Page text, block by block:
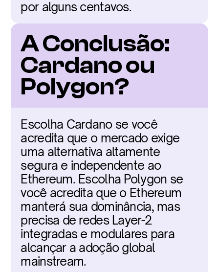
por alguns centavos.
A Conclusão:
Cardano ou
Polygon?
Escolha Cardano se você
acredita que o mercado exige
uma alternativa altamente
segura e independente ao
Ethereum. Escolha Polygon se
você acredita que o Ethereum
manterá sua dominância, mas
precisa de redes Layer-2
integradas e modulares para
alcançar a adoção global
mainstream.